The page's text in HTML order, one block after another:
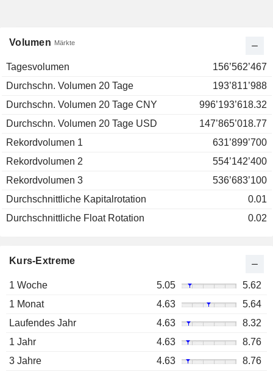
Volumen Märkte
Tagesvolumen
156’562’467
Durchschn. Volumen 20 Tage
193’811’988
Durchschn. Volumen 20 Tage CNY
996’193’618.32
Durchschn. Volumen 20 Tage USD
147’865’018.77
Rekordvolumen 1
631’899’700
Rekordvolumen 2
554’142’400
Rekordvolumen 3
536’683’100
Durchschnittliche Kapitalrotation
0.01
Durchschnittliche Float Rotation
0.02
Kurs-Extreme
1 Woche 5.05
5.62
1 Monat
4.63
5.64
Laufendes Jahr
4.63
8.32
1 Jahr
4.63
8.76
3 Jahre
4.63
8.76